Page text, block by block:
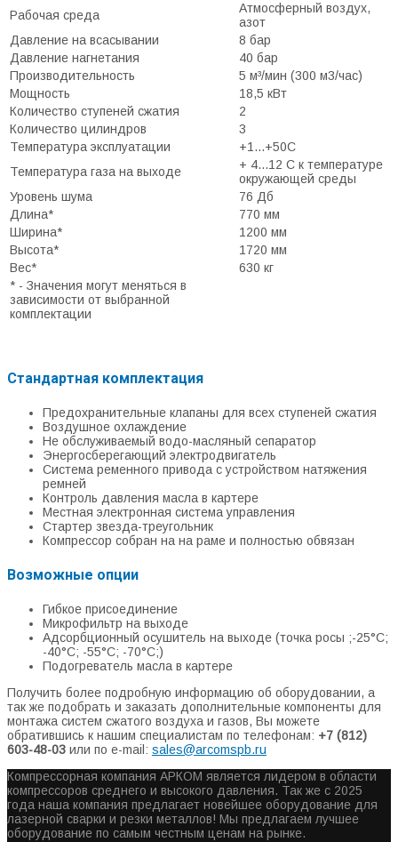
Рабочая среда
Атмосферный воздух,
азот
Давление на всасывании
8 бар
Давление нагнетания
40 бар
Производительность
5 м³/мин (300 м3/час)
Мощность
18,5 кВт
Количество ступеней сжатия
2
Количество цилиндров
3
Температура эксплуатации
+1...+50С
Температура газа на выходе
+ 4...12 С к температуре
окружающей среды
Уровень шума
76 Дб
Длина*
770 мм
Ширина*
1200 мм
Высота*
1720 мм
Вес*
630 кг
* - Значения могут меняться в
зависимости от выбранной
комплектации
Стандартная комплектация
Предохранительные клапаны для всех ступеней сжатия
Воздушное охлаждение
Не обслуживаемый водо-масляный сепаратор
Энергосберегающий электродвигатель
Система ременного привода с устройством натяжения
ремней
Контроль давления масла в картере
Местная электронная система управления
Стартер звезда-треугольник
Компрессор собран на на раме и полностью обвязан
Возможные опции
Гибкое присоединение
Микрофильтр на выходе
Адсорбционный осушитель на выходе (точка росы ;-25°С;
-40°С; -55°С; -70°С;)
Подогреватель масла в картере
Получить более подробную информацию об оборудовании, а
так же подобрать и заказать дополнительные компоненты для
монтажа систем сжатого воздуха и газов, Вы можете
обратившись к нашим специалистам по телефонам: +7 (812)
603-48-03 или по e-mail: sales@arcomspb.ru
Компрессорная компания АРКОМ является лидером в области
компрессоров среднего и высокого давления. Так же с 2025
года наша компания предлагает новейшее оборудование для
лазерной сварки и резки металлов! Мы предлагаем лучшее
оборудование по самым честным ценам на рынке.